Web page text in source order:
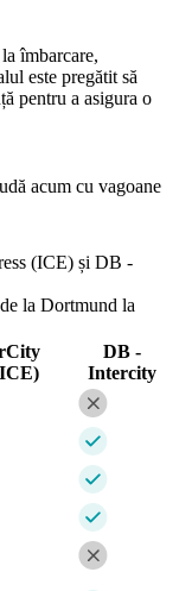
îmbarcare,
este pregătit să
pentru a asigura o
acum cu vagoane
(ICE) și DB -
la Dortmund la
DB -
Intercity